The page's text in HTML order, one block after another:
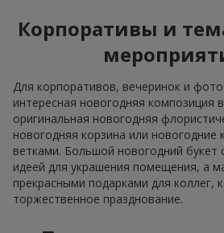
Корпоративы и
Для корпоративов, вечеринок и
интересная новогодняя композиция
оригинальная новогодняя
новогодняя корзина или
ветками. Большой новогодний букет
идеей для украшения помещения, а
прекрасными подарками для коллег,
торжественное празднование.